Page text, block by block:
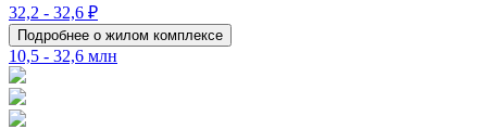
32,2 - 32,6 ₽
Подробнее о жилом комплексе
10,5 - 32,6 млн